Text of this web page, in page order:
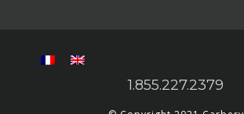
1.855.227.2379